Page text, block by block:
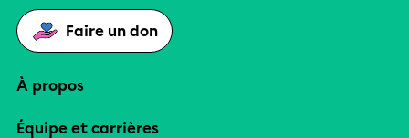
Faire un don
À propos
Équipe et carrières